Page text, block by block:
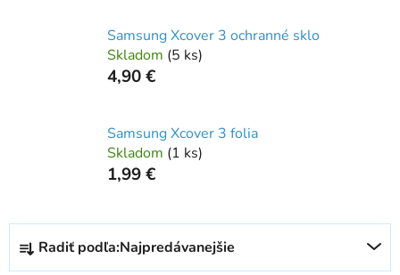
Samsung Xcover 3 ochranné sklo
Skladom (5 ks)
4,90 €
Samsung Xcover 3 folia
Skladom (1 ks)
1,99 €
R
Radiť podľa:Najpredávanejšie